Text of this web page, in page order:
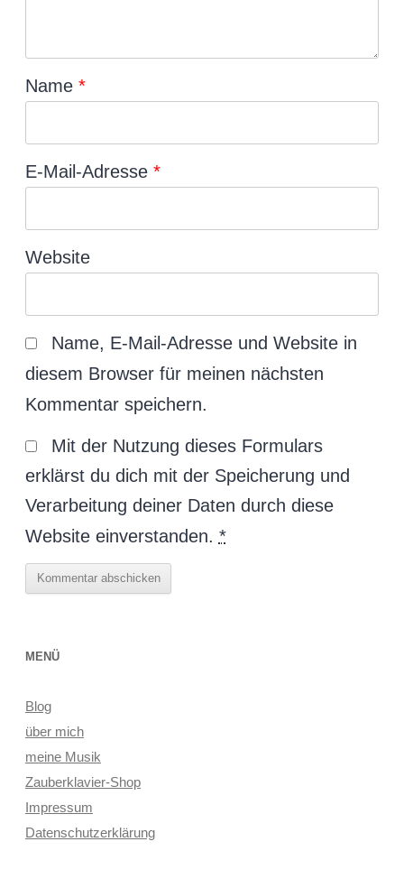
Name *
E-Mail-Adresse *
Website
Name, E-Mail-Adresse und Website in
diesem Browser für meinen nächsten
Kommentar speichern.
Mit der Nutzung dieses Formulars
erklärst du dich mit der Speicherung und
Verarbeitung deiner Daten durch diese
Website einverstanden. *
MENÜ
Blog
über mich
meine Musik
Zauberklavier-Shop
Impressum
Datenschutzerklärung